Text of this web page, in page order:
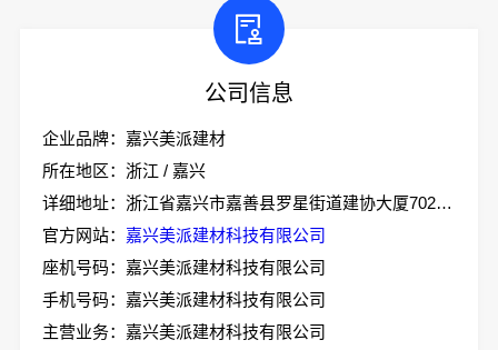
公司信息
企业品牌：嘉兴美派建材
所在地区：浙江 / 嘉兴
详细地址：浙江省嘉兴市嘉善县罗星街道建协大厦702室-2
官方网站： 嘉兴美派建材科技有限公司
座机号码：嘉兴美派建材科技有限公司
手机号码：嘉兴美派建材科技有限公司
主营业务：嘉兴美派建材科技有限公司